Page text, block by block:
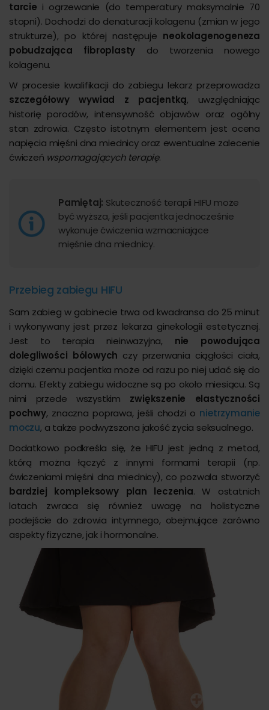
tarcie i ogrzewanie (do temperatury maksymalnie 70
stopni). Dochodzi do denaturacji kolagenu (zmian w jego
strukturze), po której następuje neokolagenogeneza
pobudzająca fibroplasty do tworzenia nowego
kolagenu.
W procesie kwalifikacji do zabiegu lekarz przeprowadza
szczegółowy wywiad z pacjentką, uwzględniając
historię porodów, intensywność objawów oraz ogólny
stan zdrowia. Często istotnym elementem jest ocena
napięcia mięśni dna miednicy oraz ewentualne zalecenie
ćwiczeń wspomagających terapię.
Pamiętaj: Skuteczność terapii HIFU może
być wyższa, jeśli pacjentka jednocześnie
wykonuje ćwiczenia wzmacniające
mięśnie dna miednicy.
Przebieg zabiegu HIFU
Sam zabieg w gabinecie trwa od kwadransa do 25 minut
i wykonywany jest przez lekarza ginekologii estetycznej.
Jest to terapia nieinwazyjna, nie powodująca
dolegliwości bólowych czy przerwania ciągłości ciała,
dzięki czemu pacjentka może od razu po niej udać się do
domu. Efekty zabiegu widoczne są po około miesiącu. Są
nimi przede wszystkim zwiększenie elastyczności
pochwy, znaczna poprawa, jeśli chodzi o nietrzymanie
moczu, a także podwyższona jakość życia seksualnego.
Dodatkowo podkreśla się, że HIFU jest jedną z metod,
którą można łączyć z innymi formami terapii (np.
ćwiczeniami mięśni dna miednicy), co pozwala stworzyć
bardziej kompleksowy plan leczenia. W ostatnich
latach zwraca się również uwagę na holistyczne
podejście do zdrowia intymnego, obejmujące zarówno
aspekty fizyczne, jak i hormonalne.